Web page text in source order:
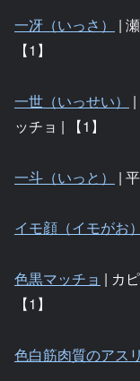
一冴（いっさ）
|
【1】
一世（いっせい）
ッチョ | 【1】
一斗（いっと） |
イモ顔（イモがお）
色黒マッチョ | カ
【1】
色白筋肉質のアス